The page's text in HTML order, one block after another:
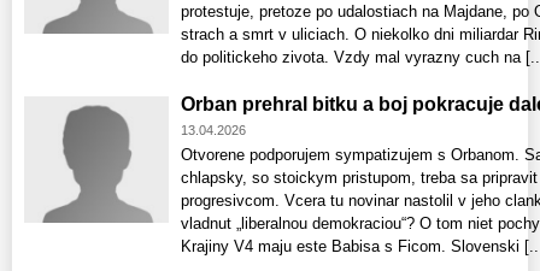
protestuje, pretoze po udalostiach na Majdane, po
strach a smrt v uliciach. O niekolko dni miliardar
do politickeho zivota. Vzdy mal vyrazny cuch na
Orban prehral bitku a boj pokracuje
13.04.2026
Otvorene podporujem sympatizujem s Orbanom.
chlapsky, so stoickym pristupom, treba sa
progresivcom. Vcera tu novinar nastolil v jeho
vladnut „liberalnou demokraciou“? O tom niet
Krajiny V4 maju este Babisa s Ficom. Slovenski